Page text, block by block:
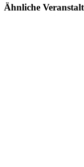
Ähnliche